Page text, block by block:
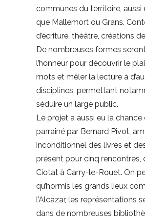
communes du territoire, aussi
que Mallemort ou Grans.
d’écriture, théâtre, créations
De nombreuses formes
l’honneur pour découvrir le
mots et mêler la lecture à
disciplines, permettant
séduire un large public.
Le projet a aussi eu la chance
parrainé par Bernard Pivot,
inconditionnel des livres et
présent pour cinq rencontres,
Ciotat à Carry-le-Rouet. On
qu’hormis les grands lieux
l’Alcazar, les représentations
dans de nombreuses